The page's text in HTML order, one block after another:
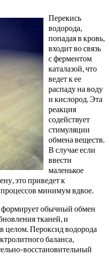
Перекись
водорода,
попадая в кровь,
входит во связь
с ферментом
каталазой, что
ведет к ее
распаду на воду
и кислород. Эта
реакция
содействует
стимуляции
обмена веществ.
В случае если
ввести
маленькое
это приведет к
минимум вдвое.
формирует обычный обмен
тканей, и
целом. Пероксид водорода
баланса,
восстановительный